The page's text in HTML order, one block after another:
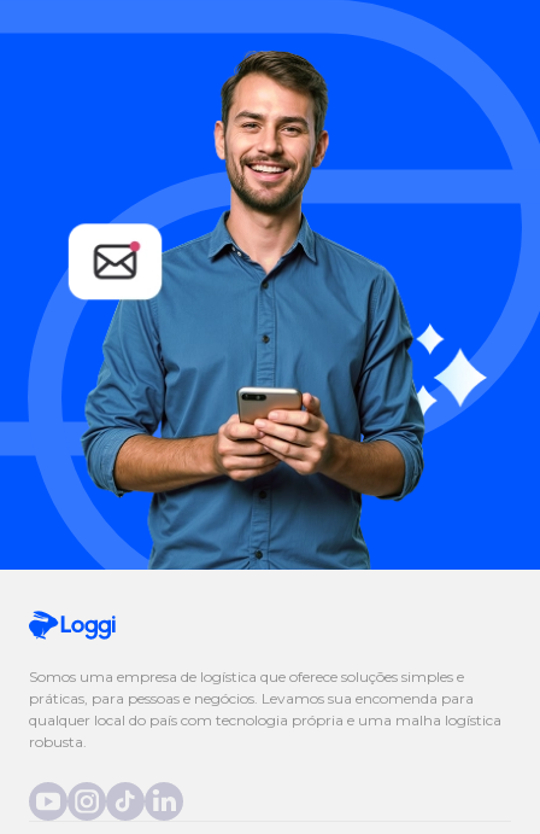
Somos uma empresa de logística que oferece soluções simples e
práticas, para pessoas e negócios. Levamos sua encomenda para
qualquer local do país com tecnologia própria e uma malha logística
robusta.